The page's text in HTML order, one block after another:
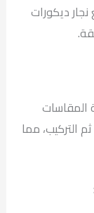
ديكورات
المقاسات
التركيب، مما